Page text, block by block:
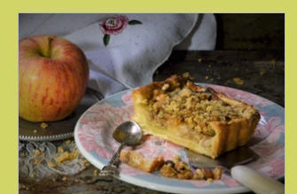
Breakfast c'est la rentrée !
cuisine des fleurs Cuisine du Camping
Fondus de chocolat fruits à coque